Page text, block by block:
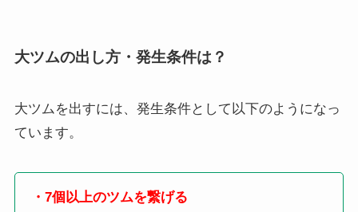
大ツムの出し方・発生条件は？
大ツムを出すには、発生条件として以下のようになっ
ています。
・7個以上のツムを繋げる